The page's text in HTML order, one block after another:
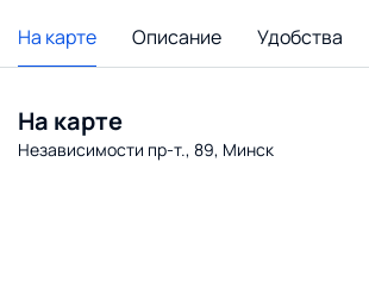
На карте Описание Удобства
На карте
Независимости пр-т., 89, Минск